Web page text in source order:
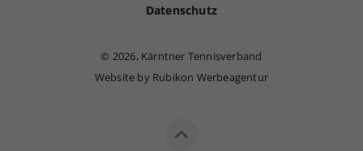
Datenschutz
© 2026, Kärntner Tennisverband
Website by Rubikon Werbeagentur